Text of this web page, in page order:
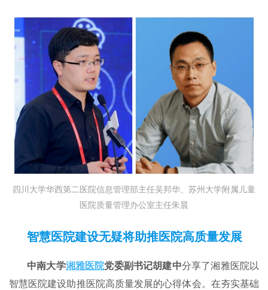
四川大学华西第二医院信息管理部主任吴邦华、苏州大学附属儿童
医院质量管理办公室主任朱晨
智慧医院建设无疑将助推医院高质量发展
中南大学湘雅医院党委副书记胡建中分享了湘雅医院以
智慧医院建设助推医院高质量发展的心得体会。在夯实基础